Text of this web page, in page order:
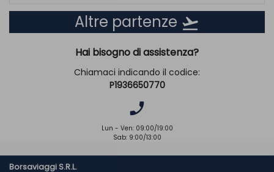
persone, pagando 3,75 o 4 quote, possono essere
sistemate in 2 camere attigue. il PALMASERA BORGO
veranda in villette a due piani, intorno alla piscina riservata
dispongono di aria condizionata, tv, mini-frigo,
asciugacapelli, cassetta di sicurezza, servizi con doccia. Le
camere possono essere singole, doppie, matrimoniali,
triple, quadruple e quintuple. Sono disponibili camere per
Ristorante “Centrale” dotato di aria condizionata e
riservato agli ospiti del Palmasera Village. Ristorante
Altre partenze flight_takeoff
Hai bisogno di assistenza?
Chiamaci indicando il codice:
P1936650770
phone_enabled
Lun - Ven: 09:00/19:00
Sab: 9:00/13:00
Borsaviaggi S.R.L.